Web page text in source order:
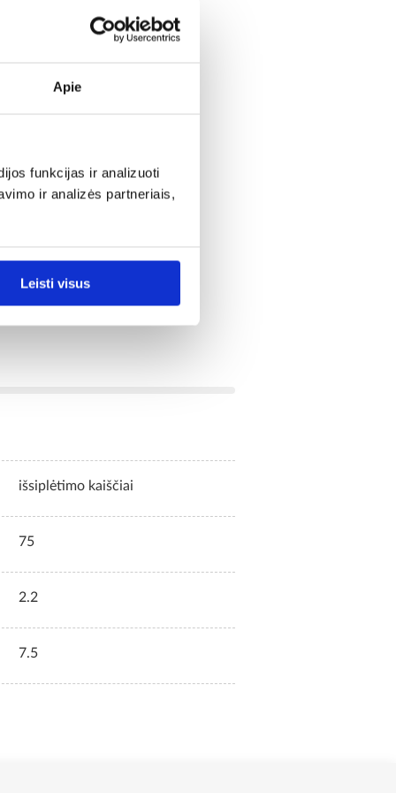
Apie
funkcijas ir analizuoti
ir analizės partneriais,
Leisti visus
išsiplėtimo kaiščiai
75
2.2
7.5